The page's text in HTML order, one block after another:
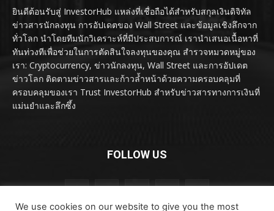
ยินดีต้อนรับสู่ InvestorHub แหล่งที่เชื่อถือได้สำหรับสกุลเงินดิจิทัล
ข่าวสารนักลงทุน การอัปเดตของ Wall Street และข้อมูลเชิงลึกจาก
ทั่วโลก นำโดยทีมนักวิเคราะห์ที่มีประสบการณ์ เรานำเสนอเนื้อหาที่
ทันท่วงทีเพื่อช่วยในการตัดสินใจลงทุนของคุณ สำรวจหมวดหมู่ของ
เรา: Cryptocurrency, ข่าวนักลงทุน, Wall Street และการอัปเดต
ข่าวโลก ติดตามข่าวสารและก้าวล้ำหน้าด้วยความครอบคลุมที่
ครอบคลุมของเรา Trust InvestorHub สำหรับข่าวสารทางการเงินที่
แม่นยำและลึกซึ้ง
FOLLOW US
We use cookies on our website to give you the most